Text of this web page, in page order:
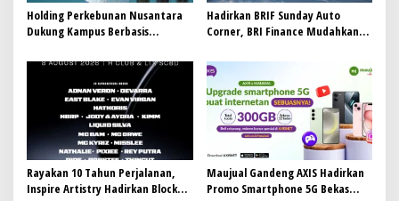
Holding Perkebunan Nusantara
Dukung Kampus Berbasis
Jadi Mahasiswa Angkatan
Pertama Magister ITSI
Hadirkan BRIF Sunday Auto
Corner, BRI Finance Mudahkan
Impian
Rayakan 10 Tahun Perjalanan,
Inspire Artistry Hadirkan Block
Maujual Gandeng AXIS Hadirkan
Promo Smartphone 5G Bekas